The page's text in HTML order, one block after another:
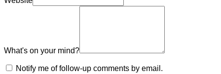
What's on your mind?
Notify me of follow-up comments by email.